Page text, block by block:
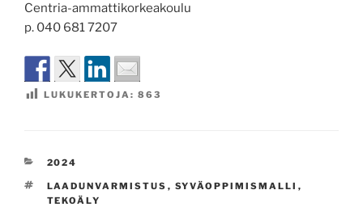
Centria-ammattikorkeakoulu
p. 040 681 7207
LUKUKERTOJA: 863
KATEGORIAT
2024
AVAINSANAT
LAADUNVARMISTUS , SYVÄOPPIMISMALLI ,
TEKOÄLY